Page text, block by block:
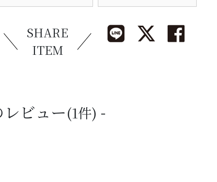
SHARE
ITEM
ビュー(1件)